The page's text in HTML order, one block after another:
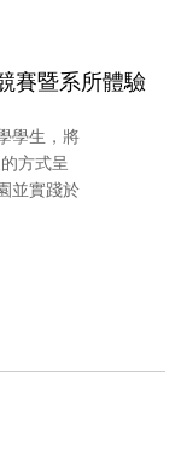
賽暨系所體驗
學生，將
方式呈
並實踐於